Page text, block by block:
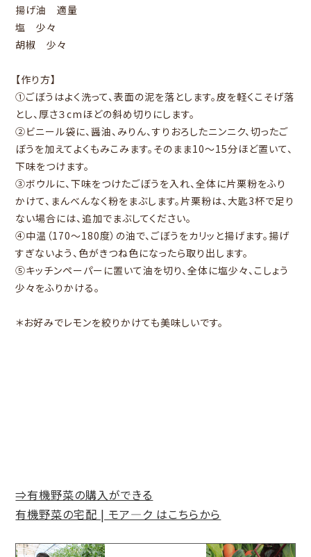
揚げ油 適量
塩 少々
胡椒 少々
【作り方】
①ごぼうはよく洗って、表面の泥を落とします。皮を軽くこそげ落
とし、厚さ３cmほどの斜め切りにします。
②ビニール袋に、醤油、みりん、すりおろしたニンニク、切ったご
ぼうを加えてよくもみこみます。そのまま10～15分ほど置いて、
下味をつけます。
③ボウルに、下味をつけたごぼうを入れ、全体に片栗粉をふり
かけて、まんべんなく粉をまぶします。片栗粉は、大匙3杯で足り
ない場合には、追加でまぶしてください。
④中温（170～180度）の油で、ごぼうをカリッと揚げます。揚げ
すぎないよう、色がきつね色になったら取り出します。
⑤キッチンペーパーに置いて油を切り、全体に塩少々、こしょう
少々をふりかける。
＊お好みでレモンを絞りかけても美味しいです。
⇒有機野菜の購入ができる
有機野菜の宅配 | モア―ク はこちらから